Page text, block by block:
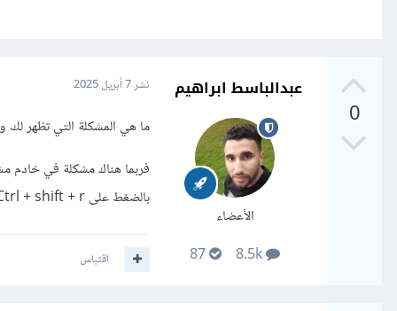
0
عبدالباسط ابراهيم
الأعضاء
نشر7 أبريل 2025
ما هي المشكلة التي تظهر
فربما هناك مشكلة في خادم
بالضغط على Ctrl + shift + r لتحميل الصفحة مع حذف الكاش ومحاولة استخدام متصفح آخر إذا لم تحل المشكلةز
اقتباس